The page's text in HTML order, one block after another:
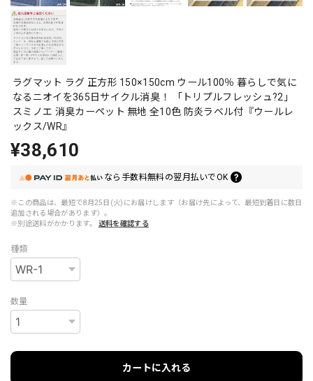
ラグマット ラグ 正方形 150×150cm ウール100％ 暮らしで気に
なるニオイを365日サイクル消臭！ 「トリプルフレッシュ?2」
スミノエ 消臭カーペット 無地 全10色 防炎ラベル付『ウールレ
ックス/WR』
¥38,610
なら 手数料無料の翌月払いでOK
※この商品は、最短で8月25日(火)にお届けします（お届け先によって、最短到着日に数日
追加される場合があります）。
※別途送料がかかります。
送料を確認する
種類
数量
カートに入れる